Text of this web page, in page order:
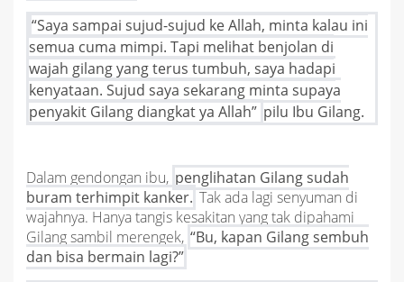
“Saya sampai sujud-sujud ke Allah, minta kalau ini
semua cuma mimpi. Tapi melihat benjolan di
wajah gilang yang terus tumbuh, saya hadapi
kenyataan. Sujud saya sekarang minta supaya
penyakit Gilang diangkat ya Allah” pilu Ibu Gilang.
Dalam gendongan ibu, penglihatan Gilang sudah
buram terhimpit kanker. Tak ada lagi senyuman di
wajahnya. Hanya tangis kesakitan yang tak dipahami
Gilang sambil merengek, “Bu, kapan Gilang sembuh
dan bisa bermain lagi?”